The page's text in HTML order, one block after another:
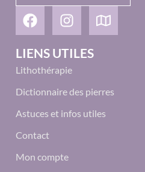
LIENS UTILES
Lithothérapie
Dictionnaire des pierres
Astuces et infos utiles
Contact
Mon compte